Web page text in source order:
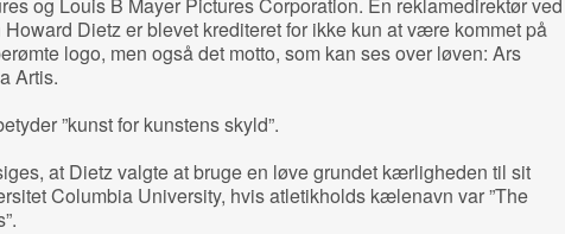
Howard Dietz er blevet krediteret for ikke kun at være kommet på
logo, men også det motto, som kan ses over løven: Ars
Artis.
”kunst for kunstens skyld”.
at Dietz valgte at bruge en løve grundet kærligheden til sit
Columbia University, hvis atletikholds kælenavn var ”The